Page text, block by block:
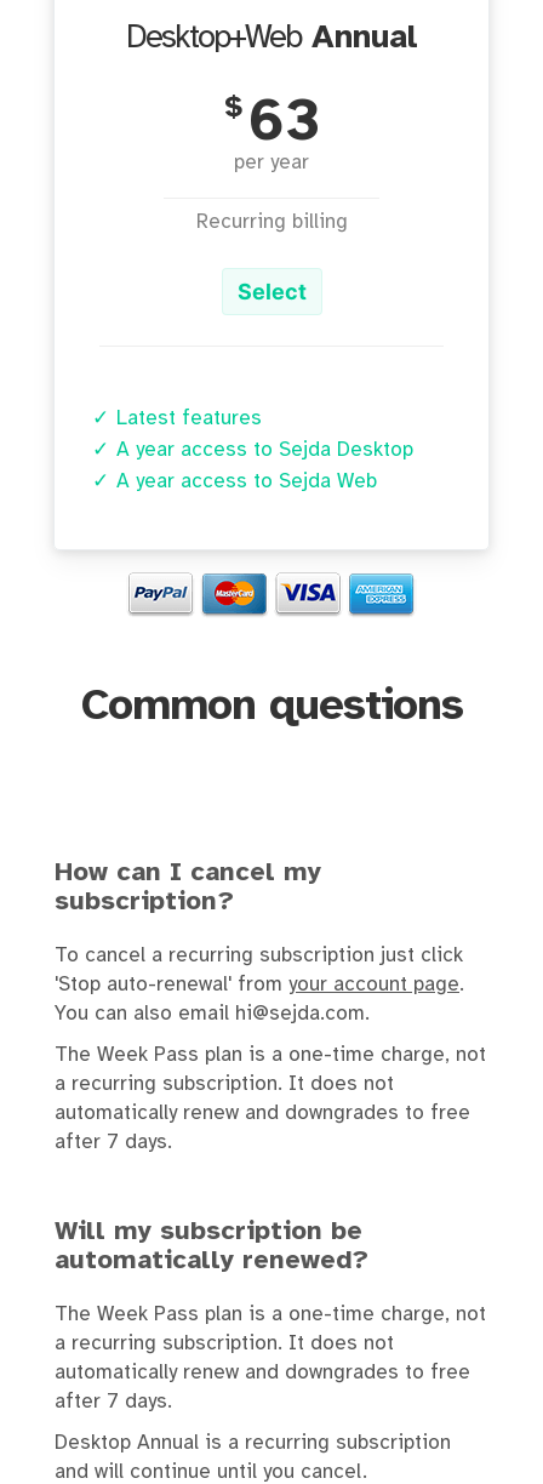
Desktop+WebAnnual
$ 63
per year
Recurring billing
Select
Latest features
A year access to Sejda Desktop
A year access to Sejda Web
Common questions
How can I cancel my
subscription?
To cancel a recurring subscription just click
'Stop auto-renewal' from your account page.
You can also email hi@sejda.com.
The Week Pass plan is a one-time charge, not
a recurring subscription. It does not
automatically renew and downgrades to free
after 7 days.
Will my subscription be
automatically renewed?
The Week Pass plan is a one-time charge, not
a recurring subscription. It does not
automatically renew and downgrades to free
after 7 days.
Desktop Annual is a recurring subscription
and will continue until you cancel.